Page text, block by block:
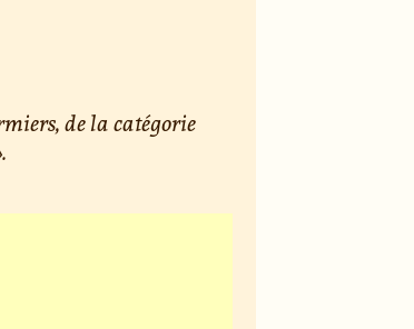
de la catégorie